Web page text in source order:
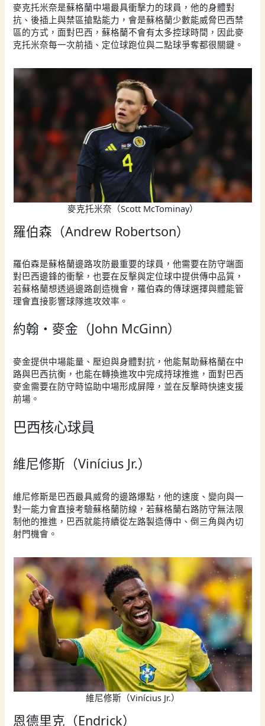
麥克托米奈是蘇格蘭中場最具衝擊力的球員，他的身體對
抗、後插上與禁區搶點能力，會是蘇格蘭少數能威脅巴西禁
區的方式，面對巴西，蘇格蘭不會有太多控球時間，因此麥
克托米奈每一次前插、定位球跑位與二點球爭奪都很關鍵。
麥克托米奈（Scott McTominay）
羅伯森（Andrew Robertson）
羅伯森是蘇格蘭邊路攻防最重要的球員，他需要在防守端面
對巴西邊鋒的衝擊，也要在反擊與定位球中提供傳中品質，
若蘇格蘭想透過邊路創造機會，羅伯森的傳球選擇與體能管
理會直接影響球隊進攻效率。
約翰・麥金（John McGinn）
麥金提供中場能量、壓迫與身體對抗，他能幫助蘇格蘭在中
路與巴西抗衡，也能在轉換進攻中完成持球推進，面對巴西
麥金需要在防守時協助中場形成屏障，並在反擊時快速支援
前場。
巴西核心球員
維尼修斯（Vinícius Jr.）
維尼修斯是巴西最具威脅的邊路爆點，他的速度、變向與一
對一能力會直接考驗蘇格蘭防線，若蘇格蘭右路防守無法限
制他的推進，巴西就能持續從左路製造傳中、倒三角與內切
射門機會。
維尼修斯（Vinícius Jr.）
恩德里克（Endrick）